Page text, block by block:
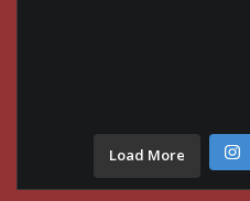
Load More